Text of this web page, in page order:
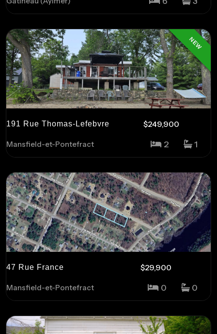
NEW
191 Rue Thomas-Lefebvre
Mansfield-et-Pontefract
$249,900
2 1
47 Rue France
Mansfield-et-Pontefract
$29,900
0 0